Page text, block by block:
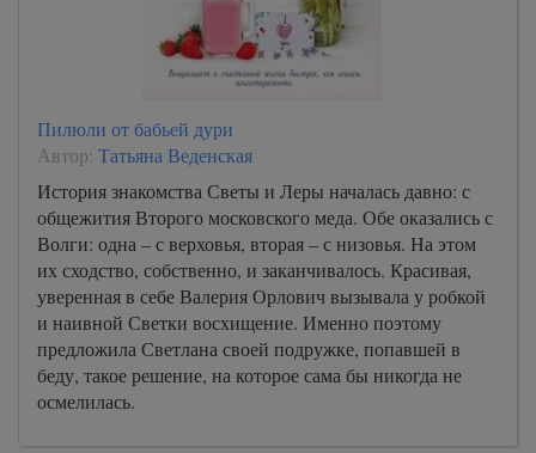
Пилюли от бабьей дури
Автор: Татьяна Веденская
История знакомства Светы и Леры началась давно: с
общежития Второго московского меда. Обе оказались с
Волги: одна – с верховья, вторая – с низовья. На этом
их сходство, собственно, и заканчивалось. Красивая,
уверенная в себе Валерия Орлович вызывала у робкой
и наивной Светки восхищение. Именно поэтому
предложила Светлана своей подружке, попавшей в
беду, такое решение, на которое сама бы никогда не
осмелилась.